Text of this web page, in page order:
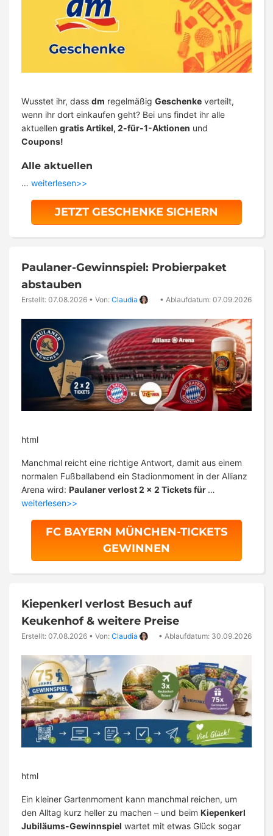
Wusstet ihr, dass dm regelmäßig Geschenke verteilt,
wenn ihr dort einkaufen geht? Bei uns findet ihr alle
aktuellen gratis Artikel, 2-für-1-Aktionen und
Coupons!
Alle aktuellen
… weiterlesen>>
JETZT GESCHENKE SICHERN
Paulaner-Gewinnspiel: Probierpaket
abstauben
Erstellt: 07.08.2026 • Von: Claudia • Ablaufdatum: 07.09.2026
html
Manchmal reicht eine richtige Antwort, damit aus einem
normalen Fußballabend ein Stadionmoment in der Allianz
Arena wird: Paulaner verlost 2 x 2 Tickets für …
weiterlesen>>
FC BAYERN MÜNCHEN-TICKETS
GEWINNEN
Kiepenkerl verlost Besuch auf
Keukenhof & weitere Preise
Erstellt: 07.08.2026 • Von: Claudia • Ablaufdatum: 30.09.2026
html
Ein kleiner Gartenmoment kann manchmal reichen, um
den Alltag kurz heller zu machen – und beim Kiepenkerl
Jubiläums-Gewinnspiel wartet mit etwas Glück sogar